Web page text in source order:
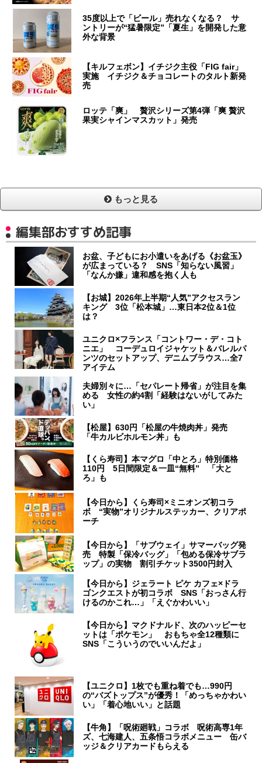
35度以上で「ビール」売れなくなる？ サ
ントリーが“猛暑限定”「夏生」を開発した意
外な背景
【キルフェボン】イチジク主役「FIG fair」
実施 イチジク＆チョコレートのタルト新発
売
ロッテ「爽」 贅沢シリーズ第4弾「爽 贅沢
果実シャインマスカット」発売
もっと見る
編集部おすすめ記事
お盆、子どもにお小遣いをあげる《お盆玉》
が広まっている？ SNS「知らない風習」
「なんか嫌」違和感を抱く人も
【お城】2026年上半期“人気”アクセスラン
キング 3位「松本城」…東日本2位＆1位
は？
ユニクロ×フランス「コントワー・デ・コト
ニエ」 コーデュロイジャケット＆バレルパ
ンツのセットアップ、デニムブラウス…全7
アイテム
夫婦別々に…「セパレート帰省」が注目を集
める 女性の約4割「経験はないがしてみた
い」
【松屋】630円「松屋の牛焼肉丼」発売
「牛カルビホルモン丼」も
【くら寿司】本マグロ「中とろ」特別価格
110円 5日間限定＆一皿“無料” 「大と
ろ」も
【今日から】くら寿司×ミニオンズ初コラ
ボ “実物”オリジナルステッカー、クリアポ
ーチ
【今日から】「サブウェイ」サマーバッグ発
売 特製「保冷バッグ」「包める保冷サブラ
ップ」の実物 割引チケット3500円封入
【今日から】ジェラート ピケ カフェ×ドラ
ゴンクエストが初コラボ SNS「おっさん行
けるのかこれ…」「えぐかわいい」
【今日から】マクドナルド、次のハッピーセ
ットは「ポケモン」 おもちゃ全12種類に
SNS「こういうのでいいんだよ」
【ユニクロ】1枚でも重ね着でも…990円
の“バズトップス”が優秀！「めっちゃかわい
い」「着心地いい」と話題
【牛角】「呪術廻戦」コラボ 呪術高専1年
ズ、七海建人、五条悟コラボメニュー 缶バ
ッジ＆クリアカードもらえる